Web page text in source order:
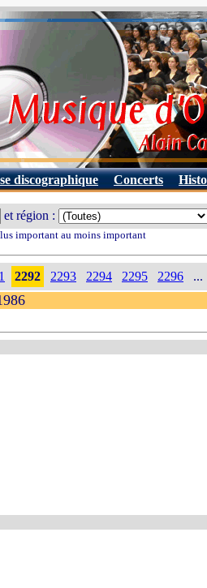
discographique Concerts
et région :
important au moins important
2292 2293 2294 2295 2296 ...